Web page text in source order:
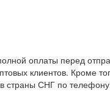
оплаты перед
клиентов. Кроме
в страны СНГ по